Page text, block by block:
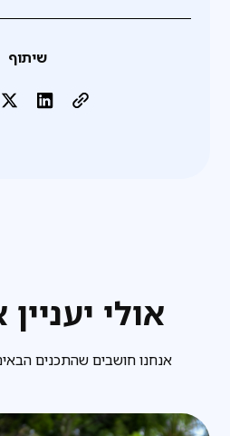
שיתוף
אולי
אנחנו חושבים שהתכנים